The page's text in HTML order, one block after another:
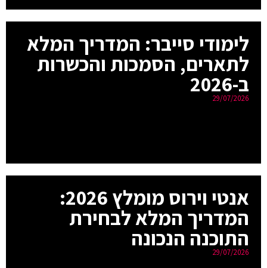
לימודי סייבר: המדריך המלא
לתארים, הסמכות והכשרות
ב-2026
29/07/2026
אנטי וירוס מומלץ 2026:
המדריך המלא לבחירת
התוכנה הנכונה
29/07/2026